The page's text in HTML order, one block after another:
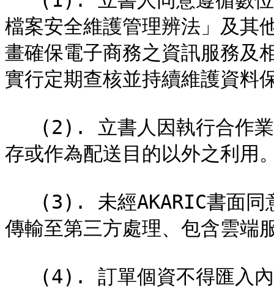
檔案安全維護管理辨法」及其
畫確保電子商務之資訊服務及
實行定期查核並持續維護資料
存或作為配送目的以外之利用
傳輸至第三方處理、包含雲端